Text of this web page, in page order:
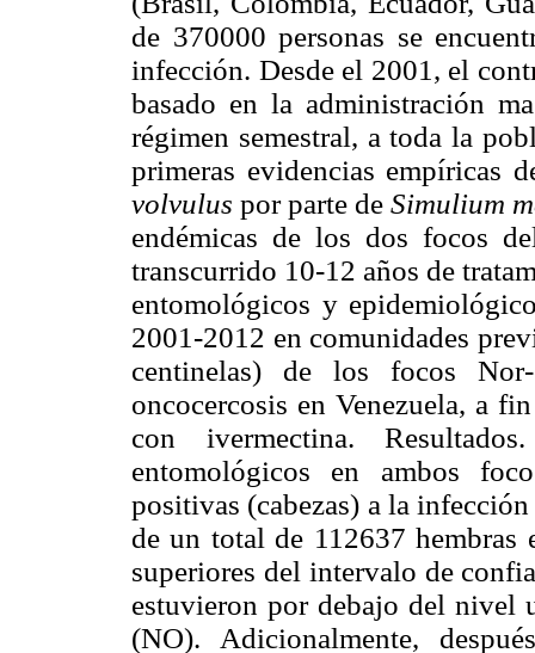
de 370000 personas se
infección. Desde el 2001, el
basado en la administración
régimen semestral, a toda la
primeras evidencias empíricas
volvuluspor parte deSimulium
endémicas de los dos focos
transcurrido 10-12 años de
entomológicos y
2001-2012 en comunidades
centinelas) de los focos
oncocercosis en Venezuela, a
con ivermectina.
entomológicos en ambos
positivas (cabezas) a la
de un total de 112637 hembras
superiores del intervalo de
estuvieron por debajo del nivel
(NO). Adicionalmente,